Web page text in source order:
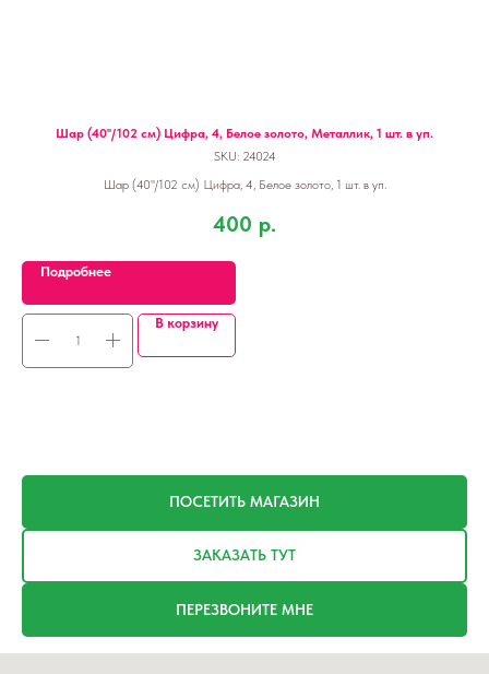
Шар (40''/102 см) Цифра, 4, Белое золото, Металлик, 1 шт. в уп.
SKU: 24024
Шар (40''/102 см) Цифра, 4, Белое золото, 1 шт. в уп.
400 р.
Подробнее
В корзину
ПОСЕТИТЬ МАГАЗИН
ЗАКАЗАТЬ ТУТ
ПЕРЕЗВОНИТЕ МНЕ